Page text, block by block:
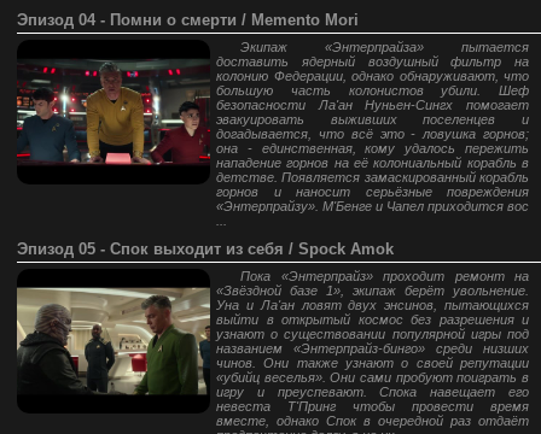
Эпизод 04 - Помни о смерти / Memento Mori
Экипаж «Энтерпрайза» пытается
доставить ядерный воздушный фильтр на
колонию Федерации, однако обнаруживают, что
большую часть колонистов убили. Шеф
безопасности Ла'ан Нуньен-Сингх помогает
эвакуировать выживших поселенцев и
догадывается, что всё это - ловушка горнов;
она - единственная, кому удалось пережить
нападение горнов на её колониальный корабль в
детстве. Появляется замаскированный корабль
горнов и наносит серьёзные повреждения
«Энтерпрайзу». М'Бенге и Чапел приходится вос
Эпизод 05 - Спок выходит из себя / Spock Amok
Пока «Энтерпрайз» проходит ремонт на
«Звёздной базе 1», экипаж берёт увольнение.
Уна и Ла'ан ловят двух энсинов, пытающихся
выйти в открытый космос без разрешения и
узнают о существовании популярной игры под
названием «Энтерпрайз-бинго» среди низших
чинов. Они также узнают о своей репутации
«убийц веселья». Они сами пробуют поиграть в
игру и преуспевают. Спока навещает его
невеста Т'Принг чтобы провести время
вместе, однако Спок в очередной раз отдаёт